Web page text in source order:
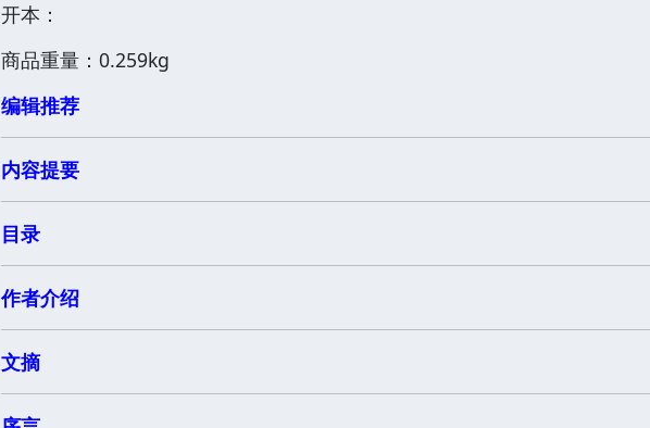
开本：
商品重量：0.259kg
编辑推荐
内容提要
目录
作者介绍
文摘